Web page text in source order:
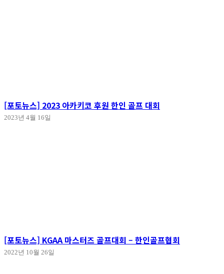
[포토뉴스] 2023 아카키코 후원 한인 골프 대회
2023년 4월 16일
[포토뉴스] KGAA 마스터즈 골프대회 – 한인골프협회
2022년 10월 26일